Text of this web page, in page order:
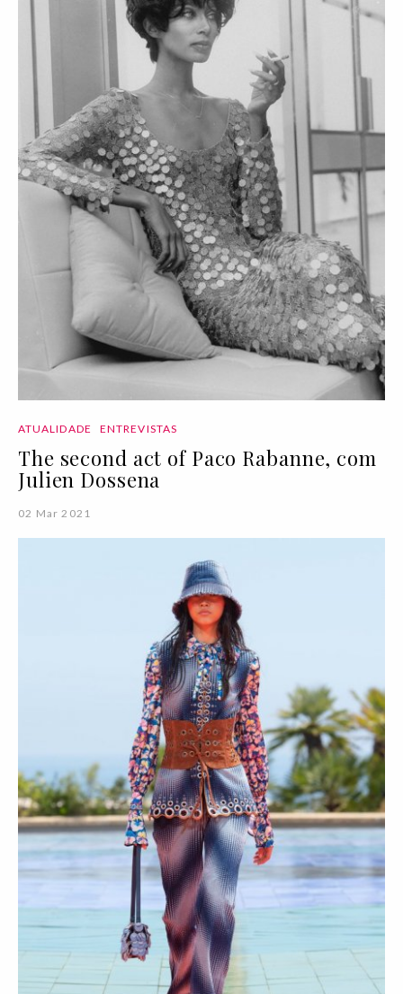
ATUALIDADE ENTREVISTAS
The second act of Paco Rabanne, com
Julien Dossena
02 Mar 2021